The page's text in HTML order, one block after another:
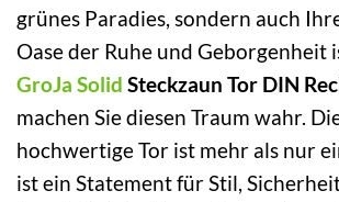
grünes Paradies, sondern auch
Oase der Ruhe und Geborgenheit
GroJa Solid Steckzaun Tor DIN
machen Sie diesen Traum wahr.
hochwertige Tor ist mehr als nur
ist ein Statement für Stil,